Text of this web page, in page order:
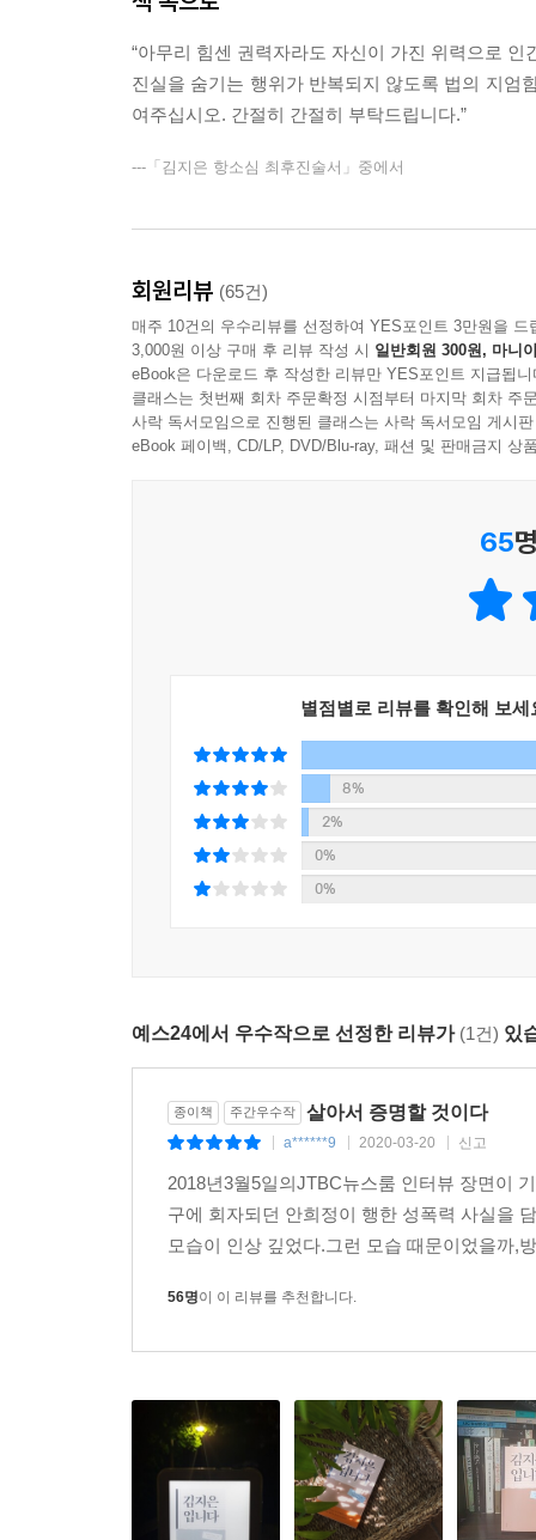
“아무리 힘센 권력자라도 자신이 가진 위력으로
진실을 숨기는 행위가 반복되지 않도록 법의 지엄
여주십시오. 간절히 간절히 부탁드립니다.”
---「김지은 항소심 최후진술서」중에서
회원리뷰 (65건)
매주 10건의 우수리뷰를 선정하여 YES포인트 3만원을 드
3,000원 이상 구매 후 리뷰 작성 시 일반회원 300원, 마니
eBook은 다운로드 후 작성한 리뷰만 YES포인트 지급됩니
클래스는 첫번째 회차 주문확정 시점부터 마지막 회차 주
사락 독서모임으로 진행된 클래스는 사락 독서모임 게시
eBook 페이백, CD/LP, DVD/Blu-ray, 패션 및 판매금지 상
65
별점별로 리뷰를 확인해 보세
8%
2%
0%
0%
예스24에서 우수작으로 선정한 리뷰가 (1건) 있
종이책 주간우수작 살아서 증명할 것이다
a******9 2020-03-20 신고
2018년3월5일의JTBC뉴스룸 인터뷰 장면이
구에 회자되던 안희정이 행한 성폭력 사실을
모습이 인상 깊었다.그런 모습 때문이었을까,
56명이 이 리뷰를 추천합니다.